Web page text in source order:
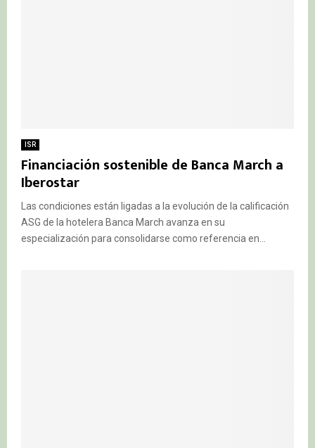
ISR
Financiación sostenible de Banca March a
Iberostar
Las condiciones están ligadas a la evolución de la calificación
ASG de la hotelera Banca March avanza en su
especialización para consolidarse como referencia en...